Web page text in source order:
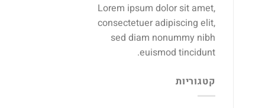
Lorem ipsum dolor sit amet,
consectetuer adipiscing elit,
sed diam nonummy nibh
euismod tincidunt.
קטגוריות